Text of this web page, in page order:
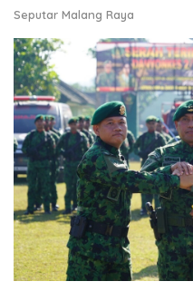
Seputar Malang Raya